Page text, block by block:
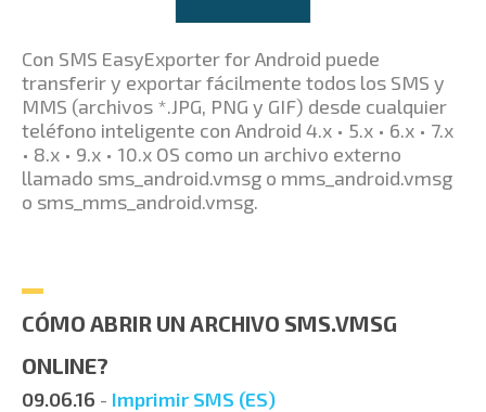
Con SMS EasyExporter for Android puede
transferir y exportar fácilmente todos los SMS y
MMS (archivos *.JPG, PNG y GIF) desde cualquier
teléfono inteligente con Android 4.x • 5.x • 6.x • 7.x
• 8.x • 9.x • 10.x OS como un archivo externo
llamado sms_android.vmsg o mms_android.vmsg
o sms_mms_android.vmsg.
CÓMO ABRIR UN ARCHIVO SMS.VMSG
ONLINE?
09.06.16 - Imprimir SMS (ES)